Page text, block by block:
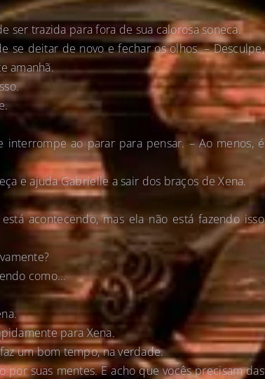
ser trazida para fora de sua calorosa soneca.
se deitar de novo e fechar os olhos. – Desculpe,
amanhã.
interrompe ao parar para pensar. – Ao menos, é
e ajuda Gabrielle a sair dos braços de Xena.
acontecendo, mas ela não está fazendo isso
como…
para Xena.
um bom tempo, na verdade.
suas mentes. E acho que vocês precisam das